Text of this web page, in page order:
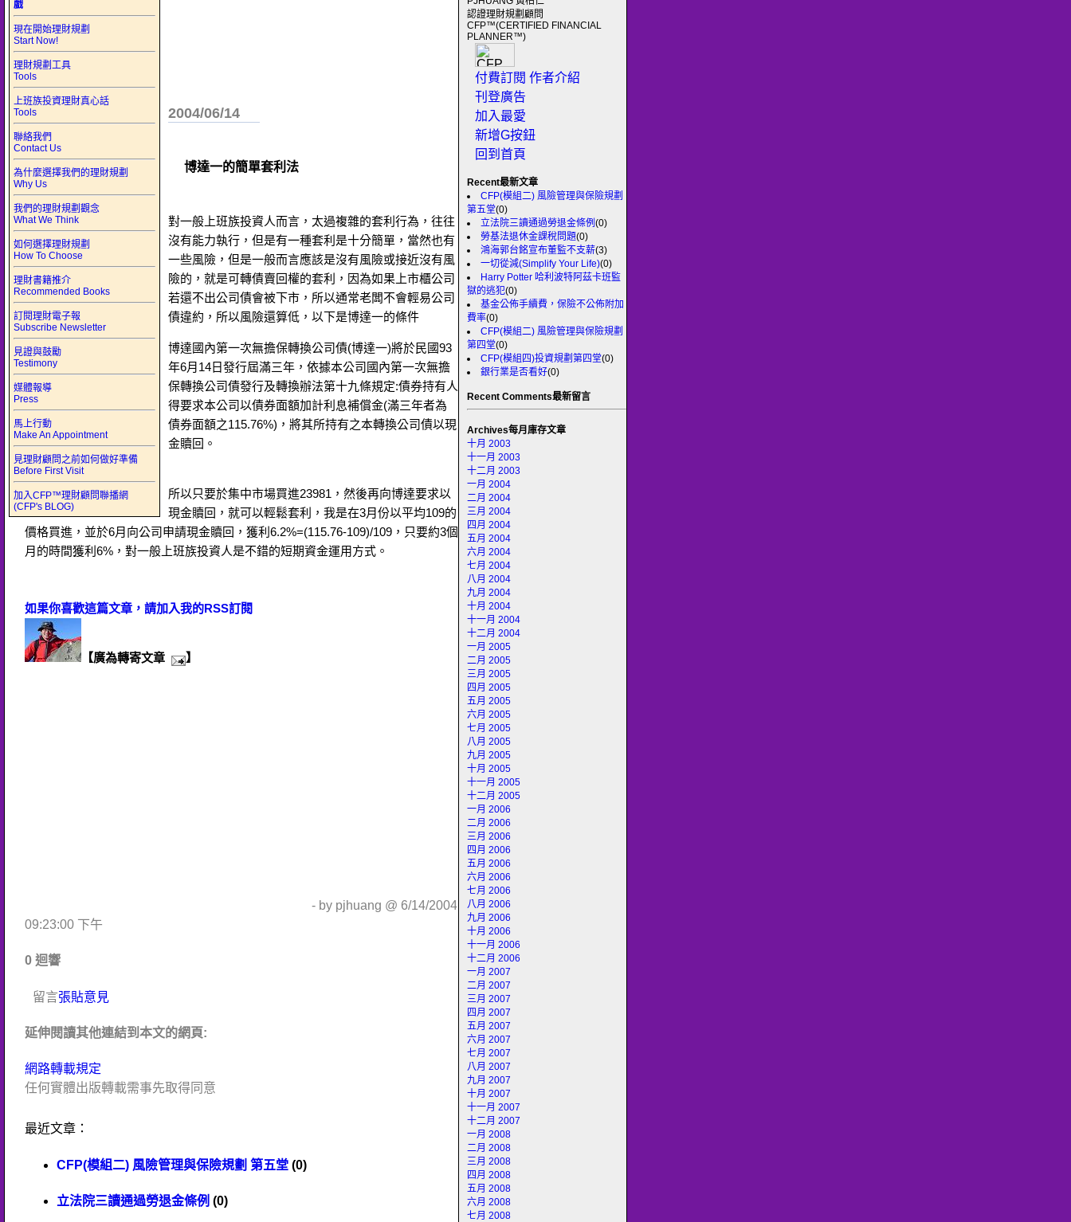
認證理財規劃顧問
CFP™(CERTIFIED FINANCIAL
PLANNER™)
付費訂閱 作者介紹
刊登廣告
加入最愛
新增G按鈕
回到首頁
Recent最新文章
CFP(模組二) 風險管理與保險規劃
第五堂(0)
立法院三讀通過勞退金條例 (0)
勞基法退休金課稅問題(0)
鴻海郭台銘宣布董監不支薪(3)
一切從減(Simplify Your Life)(0)
Harry Potter 哈利波特阿茲卡班監
獄的逃犯(0)
基金公佈手續費，保險不公佈附加
費率(0)
CFP(模組二) 風險管理與保險規劃
第四堂(0)
CFP(模組四)投資規劃第四堂(0)
銀行業是否看好(0)
Recent Comments最新留言
Archives每月庫存文章
十月 2003
十一月 2003
十二月 2003
一月 2004
二月 2004
三月 2004
四月 2004
五月 2004
六月 2004
七月 2004
八月 2004
九月 2004
十月 2004
十一月 2004
十二月 2004
一月 2005
二月 2005
三月 2005
四月 2005
五月 2005
六月 2005
七月 2005
八月 2005
九月 2005
十月 2005
十一月 2005
十二月 2005
一月 2006
二月 2006
三月 2006
四月 2006
五月 2006
六月 2006
七月 2006
八月 2006
九月 2006
十月 2006
十一月 2006
十二月 2006
一月 2007
二月 2007
三月 2007
四月 2007
五月 2007
六月 2007
七月 2007
八月 2007
九月 2007
十月 2007
十一月 2007
十二月 2007
一月 2008
二月 2008
三月 2008
四月 2008
五月 2008
六月 2008
七月 2008
戲
現在開始理財規劃
Start Now!
理財規劃工具
Tools
上班族投資理財真心話
Tools
聯絡我們
Contact Us
為什麼選擇我們的理財規劃
Why Us
我們的理財規劃觀念
What We Think
如何選擇理財規劃
How To Choose
理財書籍推介
Recommended Books
訂閱理財電子報
Subscribe Newsletter
見證與鼓勵
Testimony
媒體報導
Press
馬上行動
Make An Appointment
見理財顧問之前如何做好準備
Before First Visit
加入CFP™理財顧問聯播網
(CFP's BLOG)
2004/06/14
博達一的簡單套利法
對一般上班族投資人而言，太過複雜的套利行為，往往
沒有能力執行，但是有一種套利是十分簡單，當然也有
一些風險，但是一般而言應該是沒有風險或接近沒有風
險的，就是可轉債賣回權的套利，因為如果上市櫃公司
若還不出公司債會被下市，所以通常老闆不會輕易公司
債違約，所以風險還算低，以下是博達一的條件
博達國內第一次無擔保轉換公司債(博達一)將於民國93
年6月14日發行屆滿三年，依據本公司國內第一次無擔
保轉換公司債發行及轉換辦法第十九條規定:債券持有人
得要求本公司以債券面額加計利息補償金(滿三年者為
債券面額之115.76%)，將其所持有之本轉換公司債以現
金贖回。
所以只要於集中市場買進23981，然後再向博達要求以
現金贖回，就可以輕鬆套利，我是在3月份以平均109的
價格買進，並於6月向公司申請現金贖回，獲利6.2%=(115.76-109)/109，只要約3個
月的時間獲利6%，對一般上班族投資人是不錯的短期資金運用方式。
如果你喜歡這篇文章，請加入我的RSS訂閱
【廣為轉寄文章 】
- by pjhuang @ 6/14/2004
09:23:00 下午
0 迴響
留言張貼意見
延伸閱讀其他連結到本文的網頁:
網路轉載規定
任何實體出版轉載需事先取得同意
最近文章：
CFP(模組二) 風險管理與保險規劃 第五堂 (0)
立法院三讀通過勞退金條例 (0)